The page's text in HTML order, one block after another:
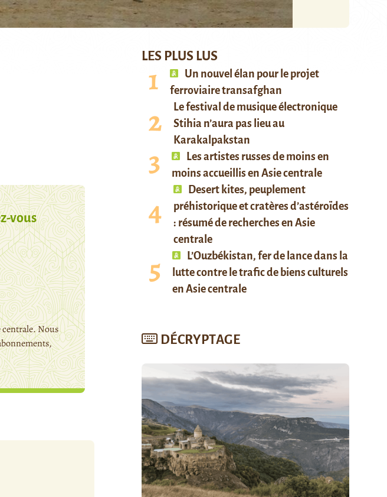
vous
centrale. Nous
LES PLUS LUS
Un nouvel élan pour le projet
ferroviaire transafghan
Le festival de musique électronique
Stihia n’aura pas lieu au
Karakalpakstan
Les artistes russes de moins en
moins accueillis en Asie centrale
Desert kites, peuplement
préhistorique et cratères d’astéroïdes
: résumé de recherches en Asie
centrale
L’Ouzbékistan, fer de lance dans la
lutte contre le trafic de biens culturels
en Asie centrale
DÉCRYPTAGE